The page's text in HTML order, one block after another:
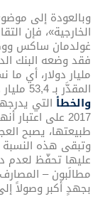
وبالعودة إلى
الخارجية»، فإن
غولدمان ساكس
المقدَّر بـ 53,4 مليار دولار. وإذا أخذنا في الحسبان قيمة
والخطأ
2017 على
وتبقى هذه النسبة
عليها تحفّظ لعدم
مطالَبون –
بجهدٍ أكبر وصولاً